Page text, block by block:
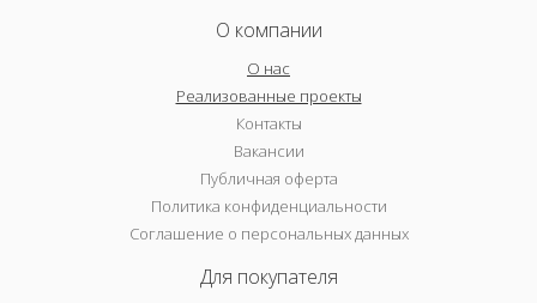
О компании
О нас
Реализованные проекты
Контакты
Вакансии
Публичная оферта
Политика конфиденциальности
Соглашение о персональных данных
Для покупателя